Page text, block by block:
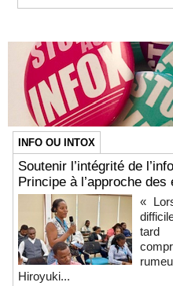
INFO OU INTOX
Soutenir l’intégrité de
Principe à l’approche des
«
tard
Hiroyuki...